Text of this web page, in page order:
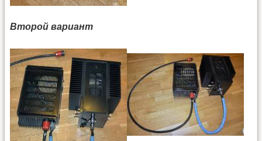
Второй вариант